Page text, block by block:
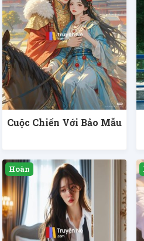
Cuộc Chiến Với Bảo Mẫu